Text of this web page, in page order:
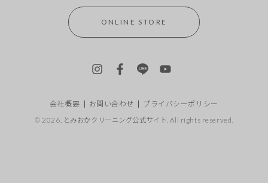
ONLINE STORE
InstagramFacebookLINE YouTube
会社概要 お問い合わせ プライバシーポリシー
© 2026, とみおかクリーニング公式サイト . All rights reserved.